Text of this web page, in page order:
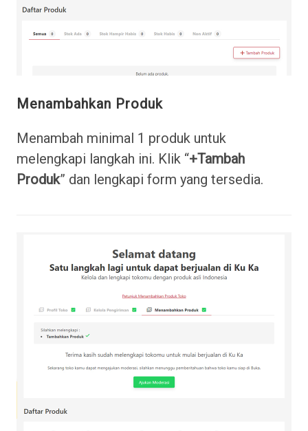
Menambahkan Produk
Menambah minimal 1 produk untuk
melengkapi langkah ini. Klik “+Tambah
Produk” dan lengkapi form yang tersedia.